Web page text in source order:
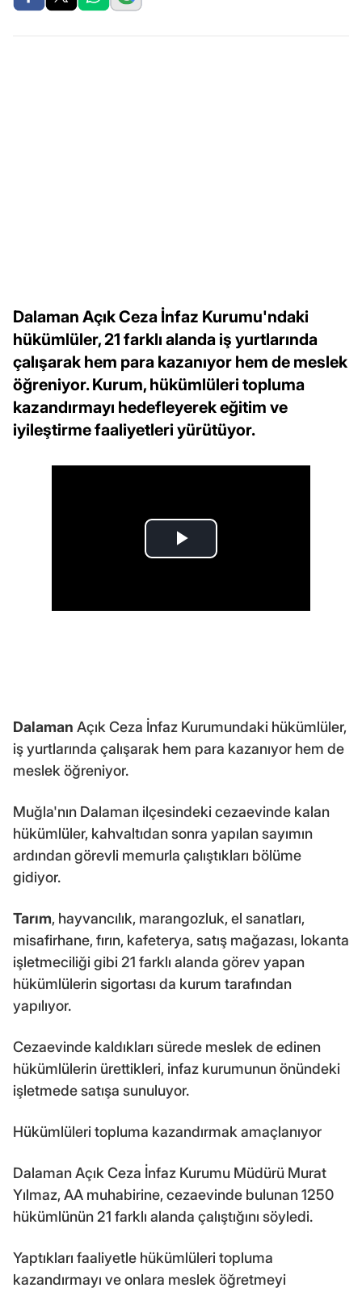
Dalaman Açık Ceza İnfaz Kurumu'ndaki
hükümlüler, 21 farklı alanda iş yurtlarında
çalışarak hem para kazanıyor hem de meslek
öğreniyor. Kurum, hükümlüleri topluma
kazandırmayı hedefleyerek eğitim ve
iyileştirme faaliyetleri yürütüyor.
Dalaman Açık Ceza İnfaz Kurumundaki hükümlüler,
iş yurtlarında çalışarak hem para kazanıyor hem de
meslek öğreniyor.
Muğla'nın Dalaman ilçesindeki cezaevinde kalan
hükümlüler, kahvaltıdan sonra yapılan sayımın
ardından görevli memurla çalıştıkları bölüme
gidiyor.
Tarım, hayvancılık, marangozluk, el sanatları,
misafirhane, fırın, kafeterya, satış mağazası, lokanta
işletmeciliği gibi 21 farklı alanda görev yapan
hükümlülerin sigortası da kurum tarafından
yapılıyor.
Cezaevinde kaldıkları sürede meslek de edinen
hükümlülerin ürettikleri, infaz kurumunun önündeki
işletmede satışa sunuluyor.
Hükümlüleri topluma kazandırmak amaçlanıyor
Dalaman Açık Ceza İnfaz Kurumu Müdürü Murat
Yılmaz, AA muhabirine, cezaevinde bulunan 1250
hükümlünün 21 farklı alanda çalıştığını söyledi.
Yaptıkları faaliyetle hükümlüleri topluma
kazandırmayı ve onlara meslek öğretmeyi